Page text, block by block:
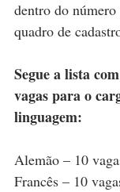
dentro do
quadro de
Segue a lista
vagas para o
linguagem:
Alemão – 10
Francês – 10